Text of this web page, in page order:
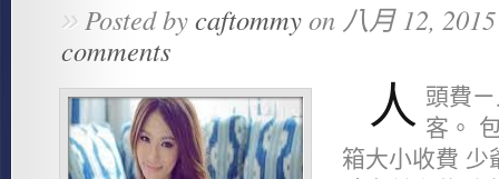
»Posted bycaftommyon 八月 12,
comments
人 頭費
客。
箱大小收費 少